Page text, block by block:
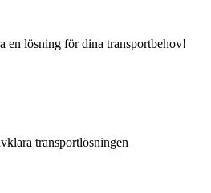
en lösning för dina transportbehov!
transportlösningen